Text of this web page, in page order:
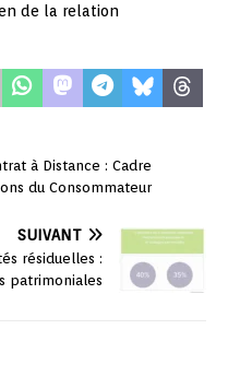
de la relation
à Distance : Cadre
du Consommateur
SUIVANT
résiduelles :
patrimoniales